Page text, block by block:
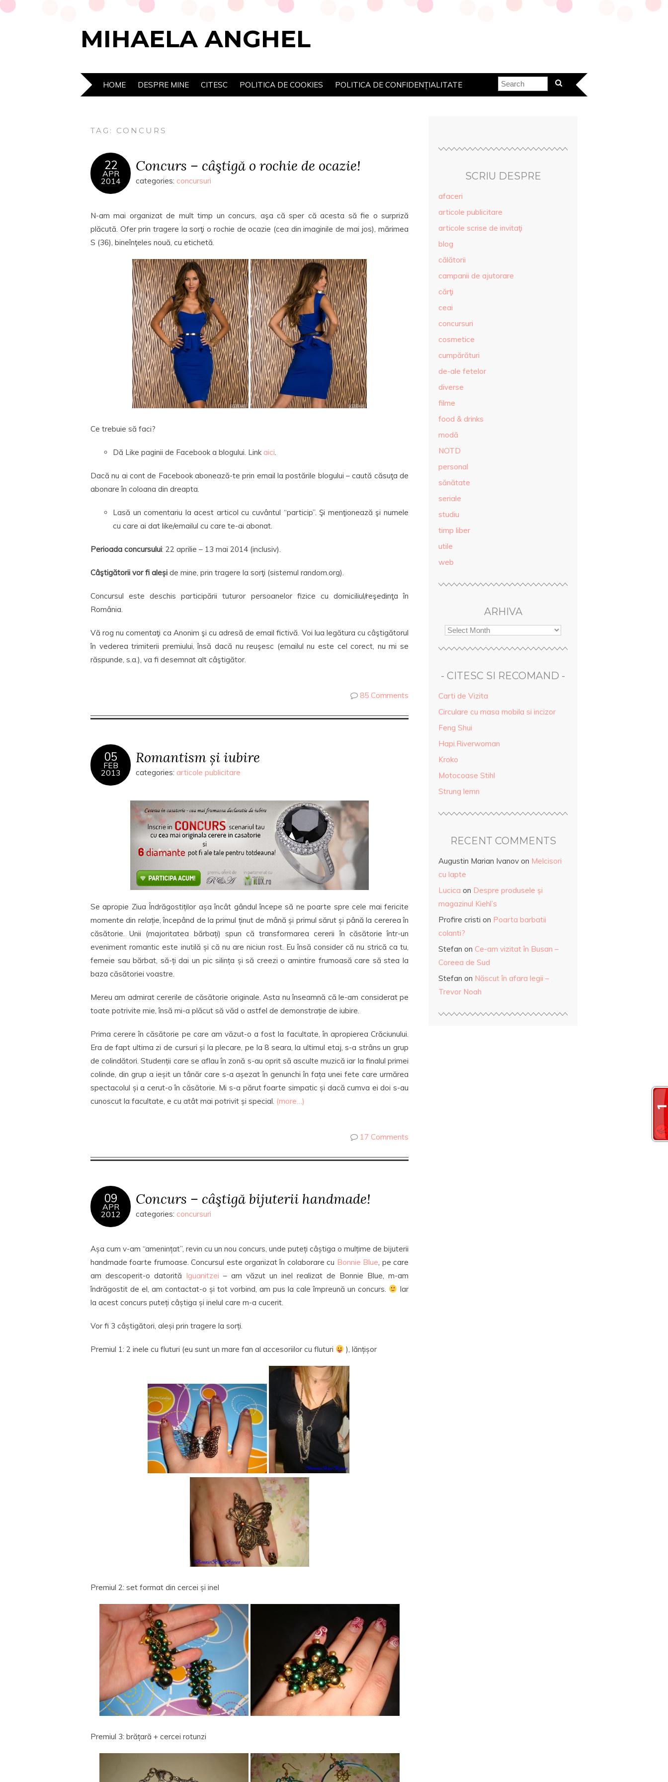
MIHAELA ANGHEL
HOME DESPRE MINE CITESC POLITICA DE COOKIES POLITICA DE CONFIDENȚIALITATE
TAG: CONCURS
22
APR
2014
Concurs – câştigă o rochie de ocazie!
categories: concursuri
N-am mai organizat de mult timp un concurs, aşa că sper că acesta să fie o surpriză
plăcută. Ofer prin tragere la sorţi o rochie de ocazie (cea din imaginile de mai jos), mărimea
S (36), bineînţeles nouă, cu etichetă.
Ce trebuie să faci?
Dă Like paginii de Facebook a blogului. Link aici.
Dacă nu ai cont de Facebook abonează-te prin email la postările blogului – caută căsuţa de
abonare în coloana din dreapta.
Lasă un comentariu la acest articol cu cuvântul “particip”. Şi menţionează şi numele
cu care ai dat like/emailul cu care te-ai abonat.
Perioada concursului: 22 aprilie – 13 mai 2014 (inclusiv).
Câştigătorii vor fi aleși de mine, prin tragere la sorţi (sistemul random.org).
Concursul este deschis participării tuturor persoanelor fizice cu domiciliul/reşedinţa în
România.
Vă rog nu comentaţi ca Anonim şi cu adresă de email fictivă. Voi lua legătura cu câştigătorul
în vederea trimiterii premiului, însă dacă nu reuşesc (emailul nu este cel corect, nu mi se
răspunde, s.a.), va fi desemnat alt câştigător.
85 Comments
05
FEB
2013
Romantism și iubire
categories: articole publicitare
Se apropie Ziua Îndrăgostiților așa încât gândul începe să ne poarte spre cele mai fericite
momente din relație, începând de la primul ținut de mână și primul sărut și până la cererea în
căsătorie. Unii (majoritatea bărbați) spun că transformarea cererii în căsătorie într-un
eveniment romantic este inutilă și că nu are niciun rost. Eu însă consider că nu strică ca tu,
femeie sau bărbat, să-ți dai un pic silința și să creezi o amintire frumoasă care să stea la
baza căsătoriei voastre.
Mereu am admirat cererile de căsătorie originale. Asta nu înseamnă că le-am considerat pe
toate potrivite mie, însă mi-a plăcut să văd o astfel de demonstrație de iubire.
Prima cerere în căsătorie pe care am văzut-o a fost la facultate, în apropierea Crăciunului.
Era de fapt ultima zi de cursuri și la plecare, pe la 8 seara, la ultimul etaj, s-a strâns un grup
de colindători. Studenții care se aflau în zonă s-au oprit să asculte muzică iar la finalul primei
colinde, din grup a ieșit un tânăr care s-a așezat în genunchi în fața unei fete care urmărea
spectacolul și a cerut-o în căsătorie. Mi s-a părut foarte simpatic și dacă cumva ei doi s-au
cunoscut la facultate, e cu atât mai potrivit și special. (more…)
17 Comments
09
APR
2012
Concurs – câştigă bijuterii handmade!
categories: concursuri
Așa cum v-am “amenințat”, revin cu un nou concurs, unde puteți câștiga o mulțime de bijuterii
handmade foarte frumoase. Concursul este organizat în colaborare cu Bonnie Blue, pe care
am descoperit-o datorită Iguanitzei – am văzut un inel realizat de Bonnie Blue, m-am
îndrăgostit de el, am contactat-o și tot vorbind, am pus la cale împreună un concurs.
Iar
la acest concurs puteți câștiga și inelul care m-a cucerit.
Vor fi 3 câștigători, aleși prin tragere la sorți.
Premiul 1: 2 inele cu fluturi (eu sunt un mare fan al accesoriilor cu fluturi ), lănțișor
Premiul 2: set format din cercei și inel
Premiul 3: brățară + cercei rotunzi
SCRIU DESPRE
afaceri
articole publicitare
articole scrise de invitaţi
blog
călătorii
campanii de ajutorare
cărţi
ceai
concursuri
cosmetice
cumpărături
de-ale fetelor
diverse
filme
food & drinks
modă
NOTD
personal
sănătate
seriale
studiu
timp liber
utile
web
ARHIVA
- CITESC SI RECOMAND -
Carti de Vizita
Circulare cu masa mobila si incizor
Feng Shui
Hapi.Riverwoman
Kroko
Motocoase Stihl
Strung lemn
RECENT COMMENTS
Augustin Marian Ivanov on Melcisori
cu lapte
Lucica on Despre produsele și
magazinul Kiehl’s
Profire cristi on Poarta barbatii
colanti?
Stefan on Ce-am vizitat în Busan –
Coreea de Sud
Stefan on Născut în afara legii –
Trevor Noah